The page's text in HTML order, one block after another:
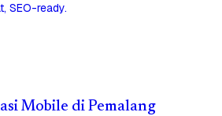
SEO-ready.
Mobile di Pemalang